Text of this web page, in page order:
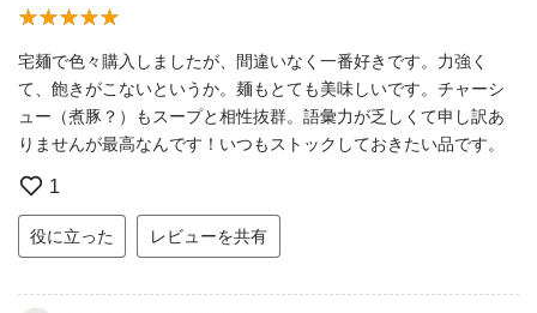
宅麺で色々購入しましたが、間違いなく一番好きです。力強く
て、飽きがこないというか。麺もとても美味しいです。チャーシ
ュー（煮豚？）もスープと相性抜群。語彙力が乏しくて申し訳あ
りませんが最高なんです！いつもストックしておきたい品です。
1
役に立った レビューを共有